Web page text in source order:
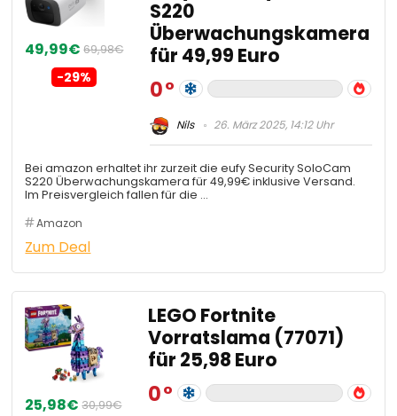
49,99€ 69,98€
-29%
S220
Überwachungskamera
für 49,99 Euro
0
Nils 26. März 2025, 14:12 Uhr
Bei amazon erhaltet ihr zurzeit die eufy Security SoloCam
S220 Überwachungskamera für 49,99€ inklusive Versand.
Im Preisvergleich fallen für die …
Amazon
Zum Deal
25,98€ 30,99€
LEGO Fortnite
Vorratslama (77071)
für 25,98 Euro
0